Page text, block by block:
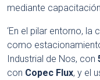
mediante
‘En el pilar entorno,
como
Industrial de Nos, con
con Copec Flux, y el